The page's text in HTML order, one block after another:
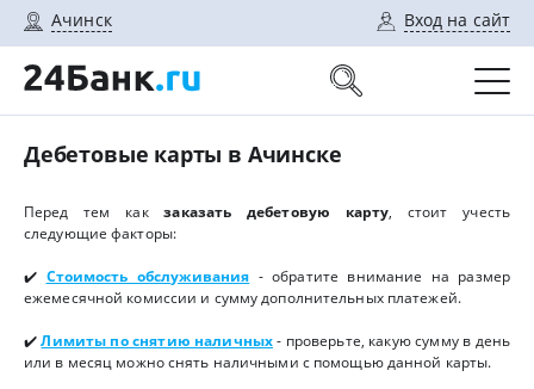
Ачинск Вход на сайт
Дебетовые карты в Ачинске
Перед тем какзаказать дебетовую карту, стоит учесть
следующие факторы:
✔️ Стоимость обслуживания - обратите внимание на размер
ежемесячной комиссии и сумму дополнительных платежей.
✔️Лимиты по снятию наличных- проверьте, какую сумму в день
или в месяц можно снять наличными с помощью данной карты.